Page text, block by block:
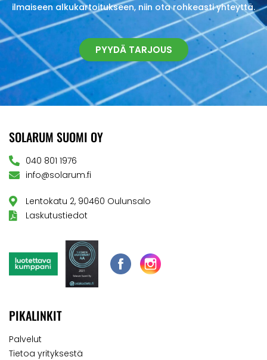
ilmaiseen alkukartoitukseen, niin ota rohkeasti yhteyttä.
PYYDÄ TARJOUS
SOLARUM SUOMI OY
040 801 1976
info@solarum.fi
Lentokatu 2, 90460 Oulunsalo
Laskutustiedot
PIKALINKIT
Palvelut
Tietoa yrityksestä